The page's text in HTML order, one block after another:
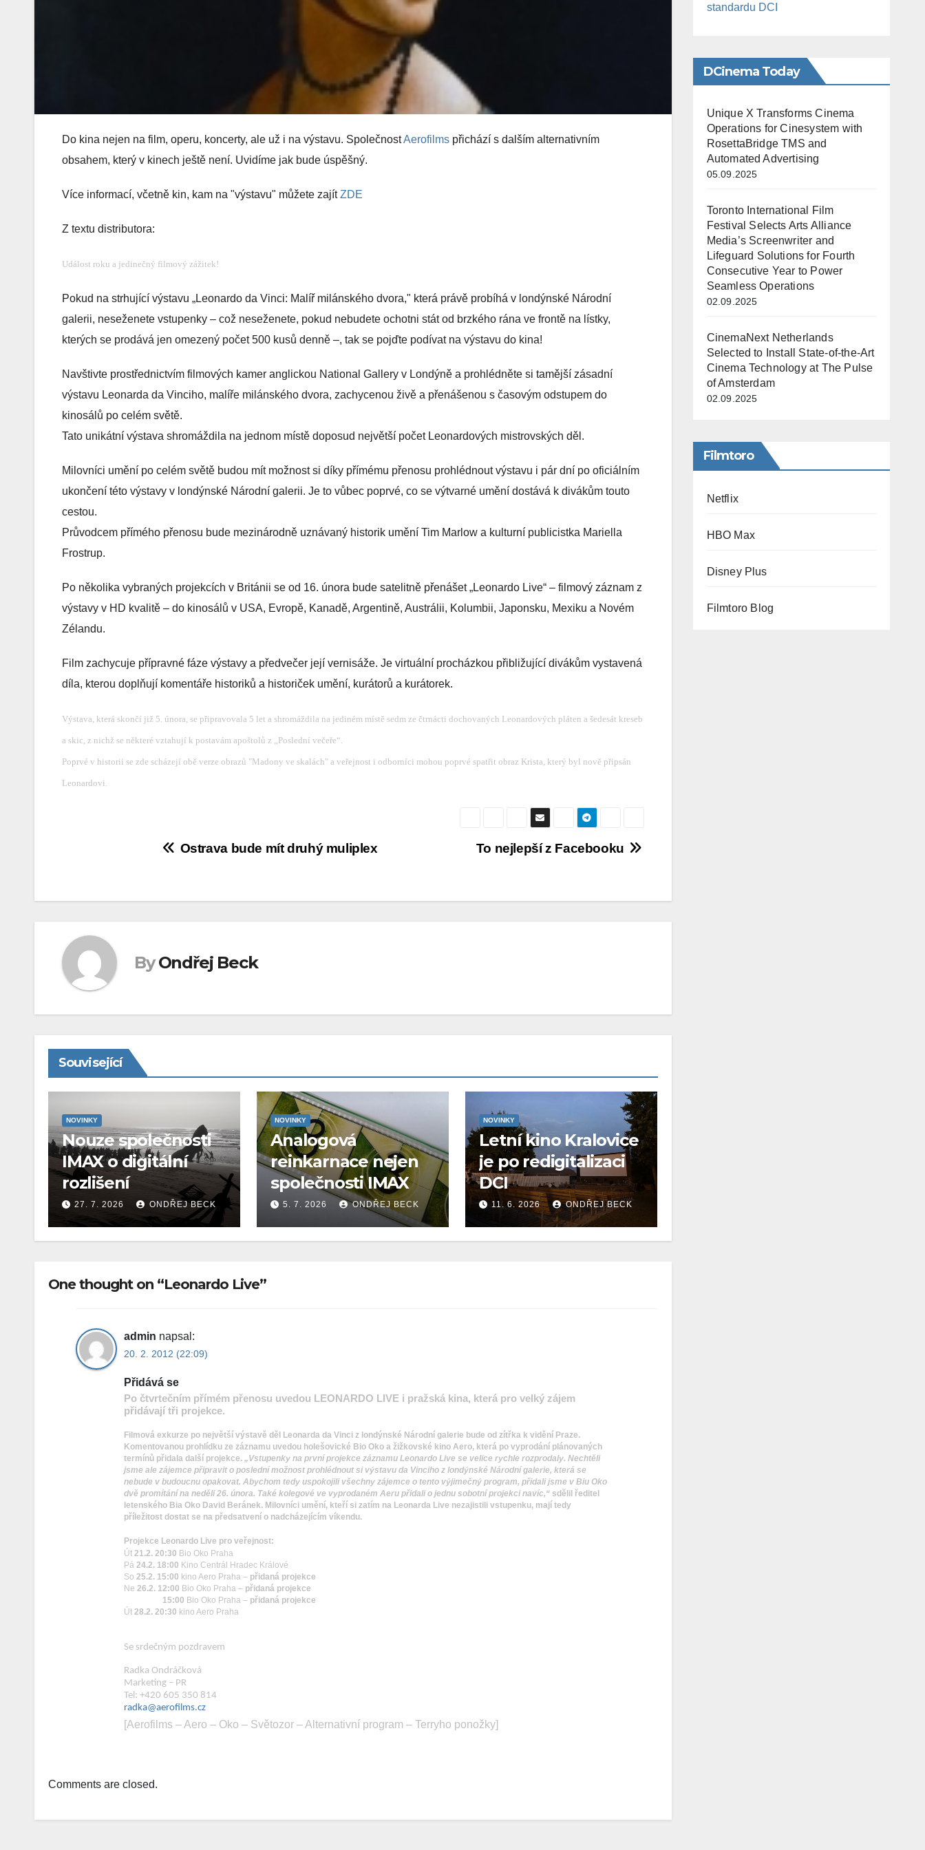
Do kina nejen na film, operu, koncerty, ale už i na výstavu. SpolečnostAerofilms přichází s dalším alternativním
obsahem, který v kinech ještě není. Uvidíme jak bude úspěšný.
Více informací, včetně kin, kam na "výstavu" můžete zajítZDE
Z textu distributora:
Událost roku a jedinečný filmový zážitek!
Pokud na strhující výstavu „Leonardo da Vinci: Malíř milánského dvora," která právě probíhá v londýnské Národní
galerii, neseženete vstupenky – což neseženete, pokud nebudete ochotni stát od brzkého rána ve frontě na lístky,
kterých se prodává jen omezený počet 500 kusů denně –, tak se pojďte podívat na výstavu do kina!
Navštivte prostřednictvím filmových kamer anglickou National Gallery v Londýně a prohlédněte si tamější zásadní
výstavu Leonarda da Vinciho, malíře milánského dvora, zachycenou živě a přenášenou s časovým odstupem do
kinosálů po celém světě.
Tato unikátní výstava shromáždila na jednom místě doposud největší počet Leonardových mistrovských děl.
Milovníci umění po celém světě budou mít možnost si díky přímému přenosu prohlédnout výstavu i pár dní po oficiálním
ukončení této výstavy v londýnské Národní galerii. Je to vůbec poprvé, co se výtvarné umění dostává k divákům touto
cestou.
Průvodcem přímého přenosu bude mezinárodně uznávaný historik umění Tim Marlow a kulturní publicistka Mariella
Frostrup.
Po několika vybraných projekcích v Británii se od 16. února bude satelitně přenášet „Leonardo Live“ – filmový záznam z
výstavy v HD kvalitě – do kinosálů v USA, Evropě, Kanadě, Argentině, Austrálii, Kolumbii, Japonsku, Mexiku a Novém
Zélandu.
Film zachycuje přípravné fáze výstavy a předvečer její vernisáže. Je virtuální procházkou přibližující divákům vystavená
díla, kterou doplňují komentáře historiků a historiček umění, kurátorů a kurátorek.
Výstava, která skončí již 5. února, se připravovala 5 let a shromáždila na jediném místě sedm ze čtrnácti dochovaných Leonardových pláten a šedesát kreseb
a skic, z nichž se některé vztahují k postavám apoštolů z „Poslední večeře“.
Poprvé v historii se zde scházejí obě verze obrazů "Madony ve skalách" a veřejnost i odborníci mohou poprvé spatřit obraz Krista, který byl nově připsán
Leonardovi.
příspěvek
To nejlepší z Facebooku
Ostrava bude mít druhý muliplex
By Ondřej Beck
Související
NOVINKY
Nouze společnosti
IMAX o digitální
rozlišení
27. 7. 2026 ONDŘEJ BECK
NOVINKY
Analogová
reinkarnace nejen
společnosti IMAX
5. 7. 2026 ONDŘEJ BECK
NOVINKY
Letní kino Kralovice
je po redigitalizaci
DCI
11. 6. 2026 ONDŘEJ BECK
One thought on “Leonardo Live”
admin napsal:
20. 2. 2012 (22:09)
Přidává se
Po čtvrtečním přímém přenosu uvedou LEONARDO LIVE i pražská kina, která pro velký zájem
přidávají tři projekce.
Filmová exkurze po největší výstavě děl Leonarda da Vinci z londýnské Národní galerie bude od zítřka k vidění Praze.
Komentovanou prohlídku ze záznamu uvedou holešovické Bio Oko a žižkovské kino Aero, která po vyprodání plánovaných
termínů přidala další projekce. „Vstupenky na první projekce záznamu Leonardo Live se velice rychle rozprodaly. Nechtěli
jsme ale zájemce připravit o poslední možnost prohlédnout si výstavu da Vinciho z londýnské Národní galerie, která se
nebude v budoucnu opakovat. Abychom tedy uspokojili všechny zájemce o tento výjimečný program, přidali jsme v Biu Oko
dvě promítání na neděli 26. února. Také kolegové ve vyprodaném Aeru přidali o jednu sobotní projekci navíc,“ sdělil ředitel
letenského Bia Oko David Beránek. Milovníci umění, kteří si zatím na Leonarda Live nezajistili vstupenku, mají tedy
příležitost dostat se na předsatvení o nadcházejícím víkendu.
Projekce Leonardo Live pro veřejnost:
Út 21.2. 20:30 Bio Oko Praha
Pá 24.2. 18:00 Kino Centrál Hradec Králové
So 25.2. 15:00 kino Aero Praha – přidaná projekce
Ne 26.2. 12:00 Bio Oko Praha – přidaná projekce
15:00 Bio Oko Praha – přidaná projekce
Út 28.2. 20:30 kino Aero Praha
Se srdečným pozdravem
Radka Ondráčková
Marketing – PR
Tel: +420 605 350 814
radka@aerofilms.cz
[Aerofilms – Aero – Oko – Světozor – Alternativní program – Terryho ponožky]
Comments are closed.
standardu DCI
DCinema Today
Unique X Transforms Cinema
Operations for Cinesystem with
RosettaBridge TMS and
Automated Advertising
05.09.2025
Toronto International Film
Festival Selects Arts Alliance
Media’s Screenwriter and
Lifeguard Solutions for Fourth
Consecutive Year to Power
Seamless Operations
02.09.2025
CinemaNext Netherlands
Selected to Install State-of-the-Art
Cinema Technology at The Pulse
of Amsterdam
02.09.2025
Filmtoro
Netflix
HBO Max
Disney Plus
Filmtoro Blog